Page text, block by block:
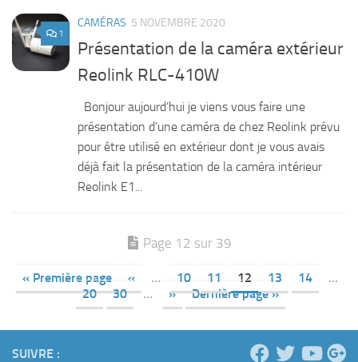
1
CAMÉRAS 5 NOVEMBRE 2020
Présentation de la caméra extérieur
Reolink RLC-410W
Bonjour aujourd’hui je viens vous faire une
présentation d’une caméra de chez Reolink prévu
pour être utilisé en extérieur dont je vous avais
déjà fait la présentation de la caméra intérieur
Reolink E1...
Page 12 sur 39
« Première page « … 10 11 12 13 14
…
20
30 … » Dernière page »
SUIVRE :